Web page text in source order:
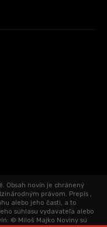
Obsah novín je chránený
právom. Prepis ,
alebo jeho časti, a to
súhlasu vydavateľa alebo
© Miloš Majko Noviny sú